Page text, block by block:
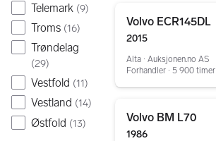
Telemark (9)
Troms (16)
Trøndelag
(29)
Vestfold (11)
Vestland (14)
Østfold (13)
Volvo ECR145DL
2015
Alta ∙ Auksjonen.no AS
Forhandler ∙ 5 900 timer
Volvo BM L70
1986